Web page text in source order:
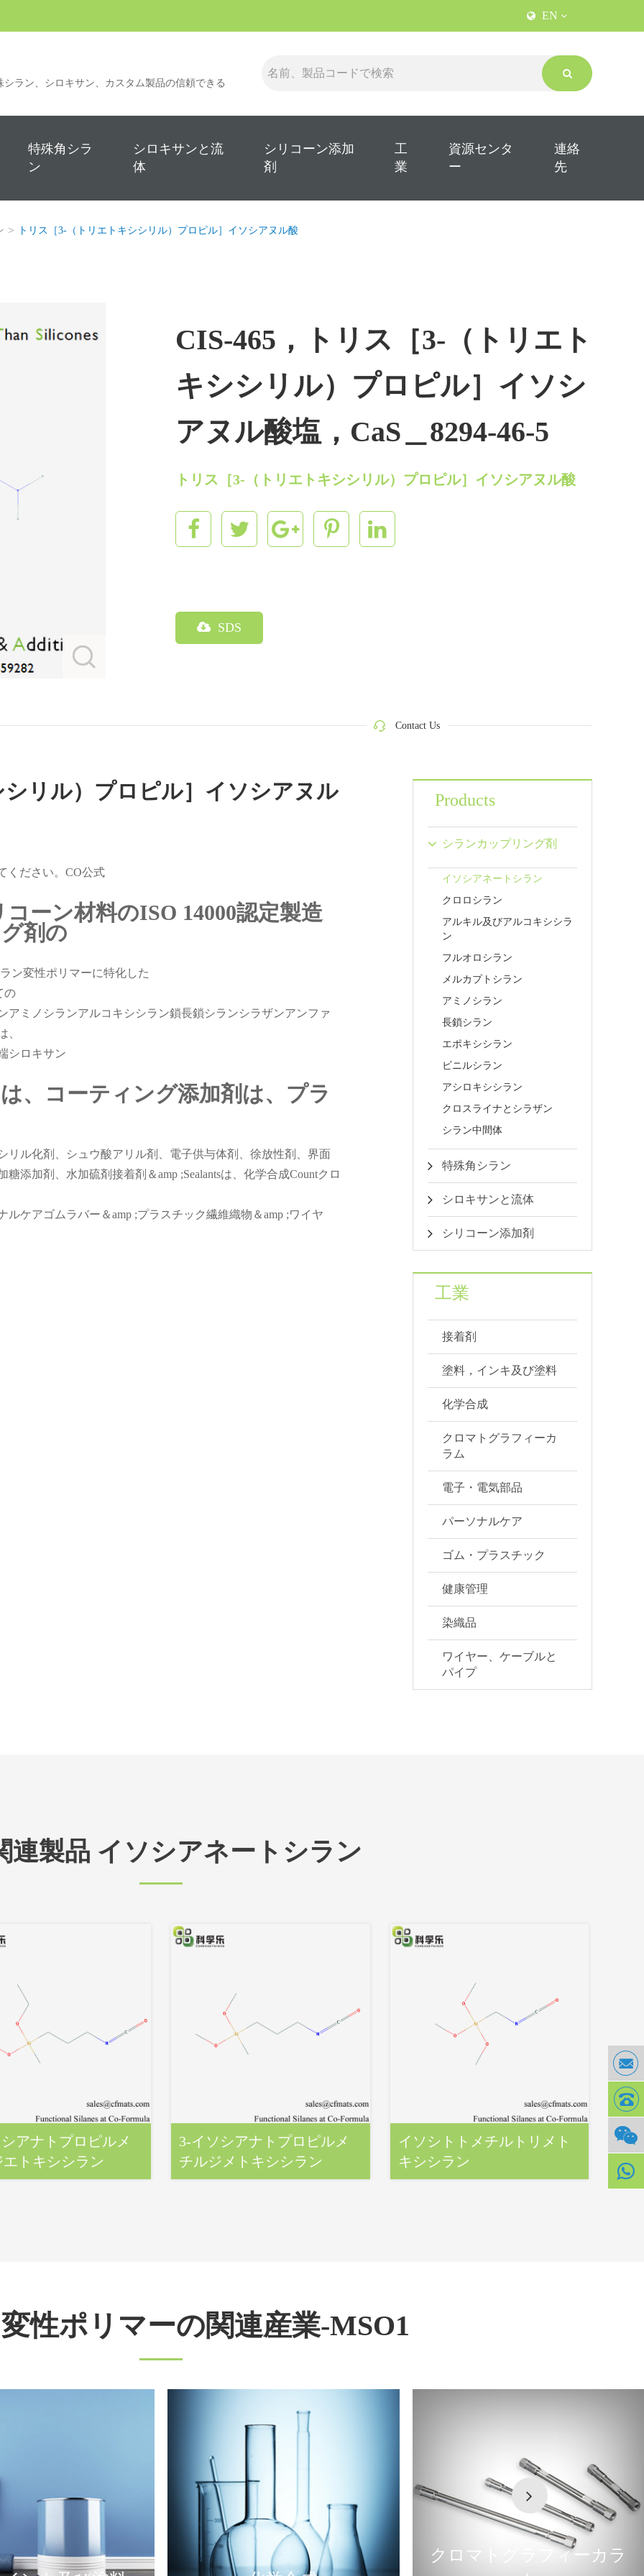
EN
ラン、シロキサン、カスタム製品の信頼できる
特殊角シラ
ン
シロキサンと流
体
シリコーン添加
剤
工
業
資源センタ
ー
連絡
先
トリス［3‐（トリエトキシシリル）プロピル］イソシアヌル酸
CIS‐465，トリス［3‐（トリエト
キシシリル）プロピル］イソシ
アヌル酸塩，CaS＿8294‐46‐5
トリス［3‐（トリエトキシシリル）プロピル］イソシアヌル酸
SDS
Contact Us
リル）プロピル］イソシアヌル
ください。CO公式
ーン材料のISO 14000認定製造
剤の
ン変性ポリマーに特化した
の
ミノシランアルコキシシラン鎖長鎖シランシラザンアンファ
、
シロキサン
、コーティング添加剤は、プラ
リル化剤、シュウ酸アリル剤、電子供与体剤、徐放性剤、界面
添加剤、水加硫剤接着剤＆amp ;Sealantsは、化学合成Countクロ
ルケアゴムラバー＆amp ;プラスチック繊維織物＆amp ;ワイヤ
Products
シランカップリング剤
イソシアネートシラン
クロロシラン
アルキル及びアルコキシシラ
ン
フルオロシラン
メルカプトシラン
アミノシラン
長鎖シラン
エポキシシラン
ビニルシラン
アシロキシシラン
クロスライナとシラザン
シラン中間体
特殊角シラン
シロキサンと流体
シリコーン添加剤
工業
接着剤
塗料，インキ及び塗料
化学合成
クロマトグラフィーカ
ラム
電子・電気部品
パーソナルケア
ゴム・プラスチック
健康管理
染織品
ワイヤー、ケーブルと
パイプ
連製品 イソシアネートシラン
アナトプロピルメ
トキシシラン
3‐イソシアナトプロピルメ
チルジメトキシシラン
イソシトトメチルトリメト
キシシラン
イ
キ
性ポリマーの関連産業-MSO1
クロマトグラフィーカラ